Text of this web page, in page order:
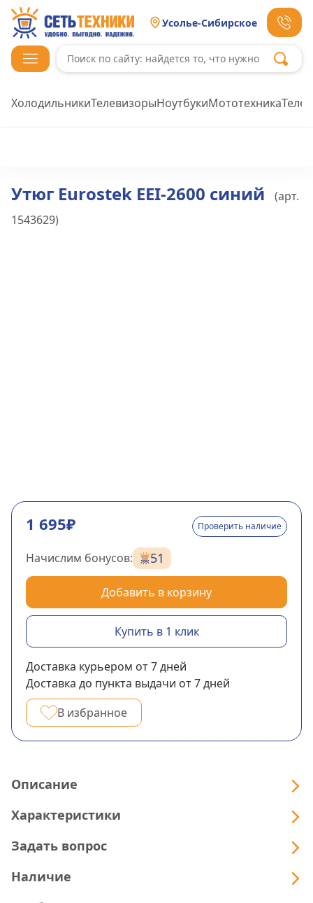
Усолье-Сибирское
ХолодильникиТелевизорыНоутбукиМототехника
Утюг Eurostek EEI-2600 синий
(арт.
1543629)
1 695₽ Проверить наличие
Начислим бонусов: 51
Добавить в корзину
Купить в 1 клик
Доставка курьером от 7дней
Доставка до пункта выдачи от 7дней
В избранное
Описание
Характеристики
Задать вопрос
Наличие